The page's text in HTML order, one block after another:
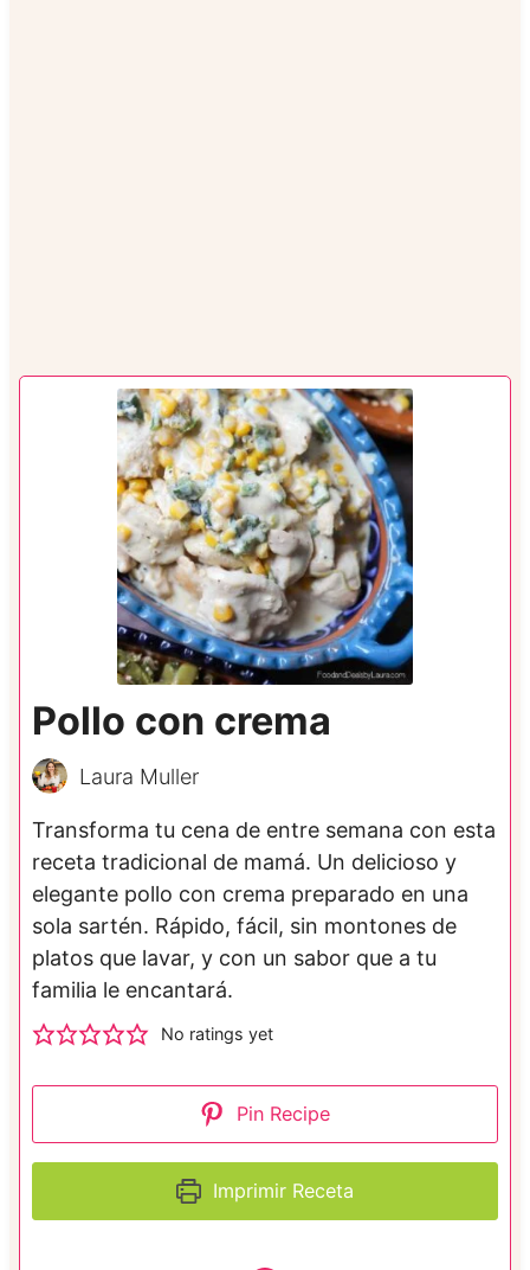
Pollo con crema
Laura Muller
Transforma tu cena de entre semana con esta
receta tradicional de mamá. Un delicioso y
elegante pollo con crema preparado en una
sola sartén. Rápido, fácil, sin montones de
platos que lavar, y con un sabor que a tu
familia le encantará.
No ratings yet
Pin Recipe
Imprimir Receta